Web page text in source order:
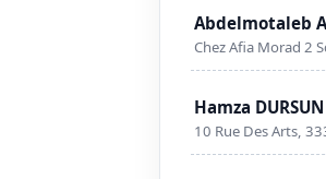
Abdelmotaleb
Chez Afia Morad 2
Hamza
10 Rue Des Arts,